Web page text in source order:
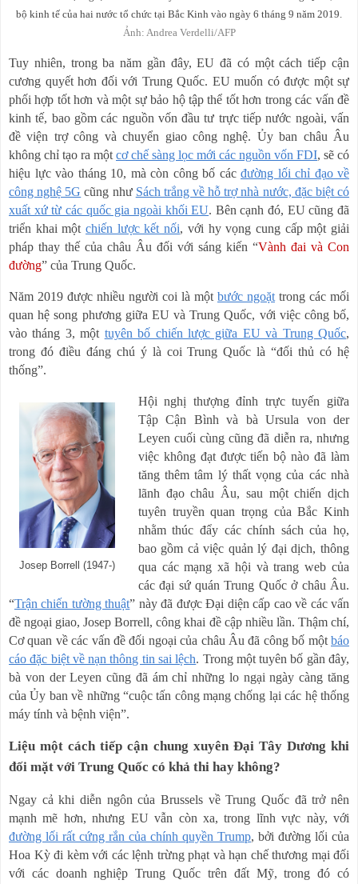
bộ kinh tế của hai nước tổ chức tại Bắc Kinh vào ngày 6 tháng 9 năm 2019.
Ảnh: Andrea Verdelli/AFP
Tuy nhiên, trong ba năm gần đây, EU đã có một cách tiếp cận
cương quyết hơn đối với Trung Quốc. EU muốn có được một sự
phối hợp tốt hơn và một sự bảo hộ tập thể tốt hơn trong các vấn đề
kinh tế, bao gồm các nguồn vốn đầu tư trực tiếp nước ngoài, vấn
đề viện trợ công và chuyển giao công nghệ. Ủy ban châu Âu
không chỉ tạo ra một cơ chế sàng lọc mới các nguồn vốn FDI, sẽ có
hiệu lực vào tháng 10, mà còn công bố các đường lối chỉ đạo về
công nghệ 5G cũng như Sách trắng về hỗ trợ nhà nước, đặc biệt có
xuất xứ từ các quốc gia ngoài khối EU. Bên cạnh đó, EU cũng đã
triển khai mộtchiến lược kết nối, với hy vọng cung cấp một giải
pháp thay thế của châu Âu đối với sáng kiến “Vành đai và Con
đường” của Trung Quốc.
Năm 2019 được nhiều người coi là một bước ngoặt trong các mối
quan hệ song phương giữa EU và Trung Quốc, với việc công bố,
vào tháng 3, một tuyên bố chiến lược giữa EU và Trung Quốc,
trong đó điều đáng chú ý là coi Trung Quốc là “đối thủ có hệ
thống”.
Josep Borrell (1947-)
Hội nghị thượng đỉnh trực tuyến giữa
Tập Cận Bình và bà Ursula von der
Leyen cuối cùng cũng đã diễn ra, nhưng
việc không đạt được tiến bộ nào đã làm
tăng thêm tâm lý thất vọng của các nhà
lãnh đạo châu Âu, sau một chiến dịch
tuyên truyền quan trọng của Bắc Kinh
nhằm thúc đẩy các chính sách của họ,
bao gồm cả việc quản lý đại dịch, thông
qua các mạng xã hội và trang web của
các đại sứ quán Trung Quốc ở châu Âu.
“Trận chiến tường thuật” này đã được Đại diện cấp cao về các vấn
đề ngoại giao, Josep Borrell, công khai đề cập nhiều lần. Thậm chí,
Cơ quan về các vấn đề đối ngoại của châu Âu đã công bố một báo
cáo đặc biệt về nạn thông tin sai lệch. Trong một tuyên bố gần đây,
bà von der Leyen cũng đã ám chỉ những lo ngại ngày càng tăng
của Ủy ban về những “cuộc tấn công mạng chống lại các hệ thống
máy tính và bệnh viện”.
Liệu một cách tiếp cận chung xuyên Đại Tây Dương khi
đối mặt với Trung Quốc có khả thi hay không?
Ngay cả khi diễn ngôn của Brussels về Trung Quốc đã trở nên
mạnh mẽ hơn, nhưng EU vẫn còn xa, trong lĩnh vực này, với
đường lối rất cứng rắn của chính quyền Trump, bởi đường lối của
Hoa Kỳ đi kèm với các lệnh trừng phạt và hạn chế thương mại đối
với các doanh nghiệp Trung Quốc trên đất Mỹ, trong đó có